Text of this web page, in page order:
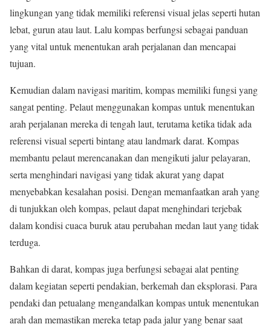
lingkungan yang tidak memiliki referensi visual jelas seperti hutan
lebat, gurun atau laut. Lalu kompas berfungsi sebagai panduan
yang vital untuk menentukan arah perjalanan dan mencapai
tujuan.
Kemudian dalam navigasi maritim, kompas memiliki fungsi yang
sangat penting. Pelaut menggunakan kompas untuk menentukan
arah perjalanan mereka di tengah laut, terutama ketika tidak ada
referensi visual seperti bintang atau landmark darat. Kompas
membantu pelaut merencanakan dan mengikuti jalur pelayaran,
serta menghindari navigasi yang tidak akurat yang dapat
menyebabkan kesalahan posisi. Dengan memanfaatkan arah yang
di tunjukkan oleh kompas, pelaut dapat menghindari terjebak
dalam kondisi cuaca buruk atau perubahan medan laut yang tidak
terduga.
Bahkan di darat, kompas juga berfungsi sebagai alat penting
dalam kegiatan seperti pendakian, berkemah dan eksplorasi. Para
pendaki dan petualang mengandalkan kompas untuk menentukan
arah dan memastikan mereka tetap pada jalur yang benar saat